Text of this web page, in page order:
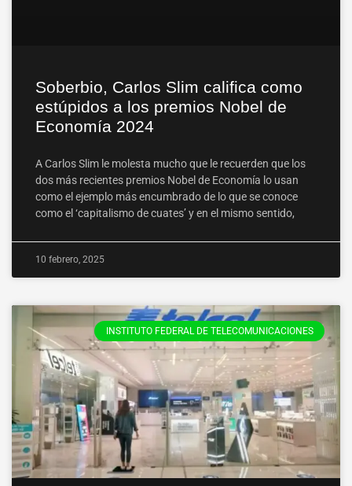
Soberbio, Carlos Slim califica como
estúpidos a los premios Nobel de
Economía 2024
A Carlos Slim le molesta mucho que le recuerden que los
dos más recientes premios Nobel de Economía lo usan
como el ejemplo más encumbrado de lo que se conoce
como el ‘capitalismo de cuates’ y en el mismo sentido,
10 febrero, 2025
INSTITUTO FEDERAL DE TELECOMUNICACIONES